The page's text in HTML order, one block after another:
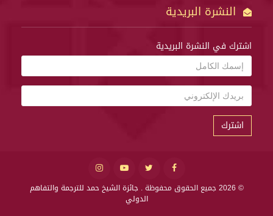
النشرة البريدية
اشترك في النشرة البريدية
اشترك
© 2026 جميع الحقوق محفوظة .
جائزة الشيخ حمد للترجمة والتفاهم
الدولي